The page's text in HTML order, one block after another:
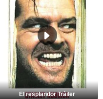
El resplandor Tráiler